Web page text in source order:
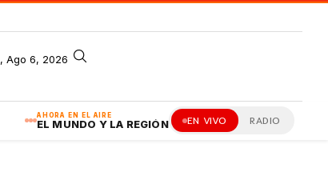
Ago 6, 2026
AHORA EN EL AIRE
EL MUNDO Y LA REGIÓN EN VIVO RADIO